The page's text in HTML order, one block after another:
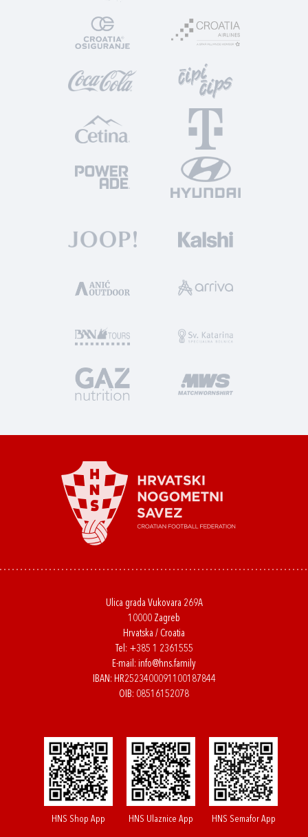
Ulica grada Vukovara 269A
10000 Zagreb
Hrvatska / Croatia
Tel: +385 1 2361555
E-mail: info@hns.family
IBAN: HR2523400091100187844
OIB: 08516152078
HNS Shop App HNS Ulaznice App HNS Semafor App